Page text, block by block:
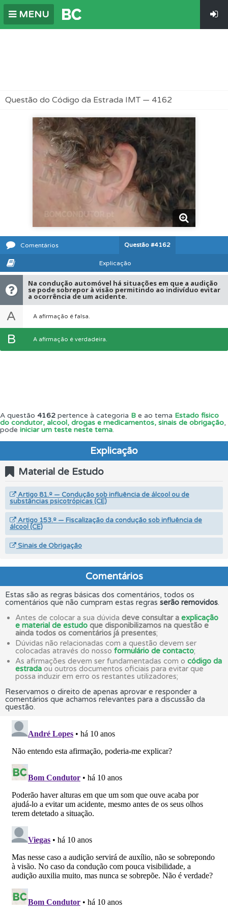
MENU
Questão do Código da Estrada IMT — 4162
Comentários Questão #4162
Explicação
Na condução automóvel há situações em que a audição
se pode sobrepor à visão permitindo ao indivíduo evitar
a ocorrência de um acidente.
A A afirmação é falsa.
B A afirmação é verdadeira.
A questão 4162 pertence à categoria B e ao tema Estado físico
do condutor, alcool, drogas e medicamentos, sinais de obrigação,
pode iniciar um teste neste tema.
Explicação
Material de Estudo
Artigo 81.º — Condução sob influência de álcool ou de
substâncias psicotrópicas (CE)
Artigo 153.º — Fiscalização da condução sob influência de
álcool (CE)
Sinais de Obrigação
Comentários
Estas são as regras básicas dos comentários, todos os
comentários que não cumpram estas regras serão removidos.
Antes de colocar a sua dúvida deve consultar a explicação
e material de estudo que disponibilizamos na questão e
ainda todos os comentários já presentes;
Dúvidas não relacionadas com a questão devem ser
colocadas através do nosso formulário de contacto;
As afirmações devem ser fundamentadas com o código da
estrada ou outros documentos oficiais para evitar que
possa induzir em erro os restantes utilizadores;
Reservamos o direito de apenas aprovar e responder a
comentários que achamos relevantes para a discussão da
questão.